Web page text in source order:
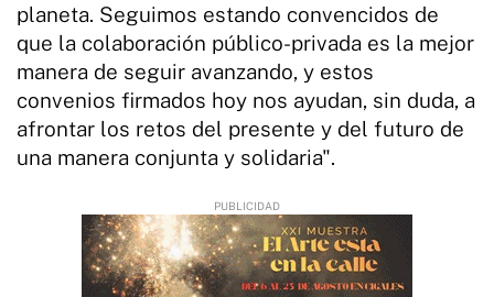
planeta. Seguimos estando convencidos de
que la colaboración público-privada es la mejor
manera de seguir avanzando, y estos
convenios firmados hoy nos ayudan, sin duda, a
afrontar los retos del presente y del futuro de
una manera conjunta y solidaria".